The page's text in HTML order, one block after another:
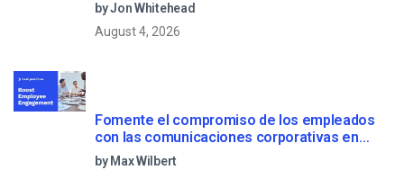
by Jon Whitehead
August 4, 2026
Fomente el compromiso de los empleados
con las comunicaciones corporativas en
directo
by Max Wilbert